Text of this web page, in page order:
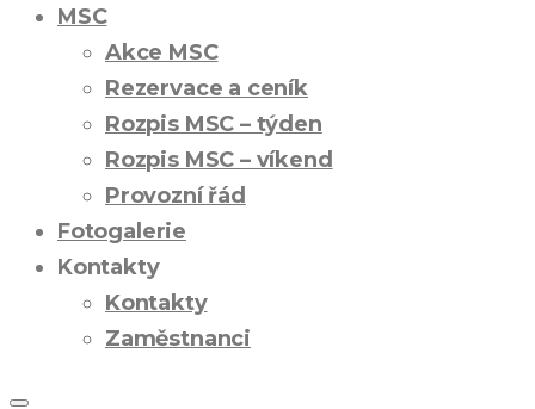
MSC
Akce MSC
Rezervace a ceník
Rozpis MSC – týden
Rozpis MSC – víkend
Provozní řád
Fotogalerie
Kontakty
Kontakty
Zaměstnanci